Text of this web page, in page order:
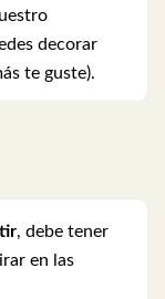
decorar
te guste).
, debe tener
en las